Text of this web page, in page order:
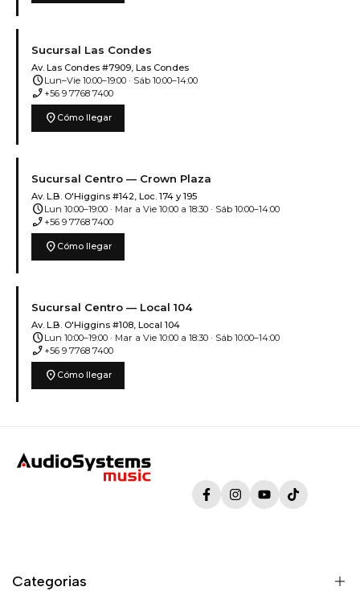
Sucursal Las Condes
Av. Las Condes #7909, Las Condes
scheduleLun–Vie 10:00–19:00 · Sáb 10:00–14:00
phone_enabled +56 9 7768 7400
location_on Cómo llegar
Sucursal Centro — Crown Plaza
Av. L.B. O'Higgins #142, Loc. 174 y 195
scheduleLun 10:00–19:00 · Mar a Vie 10:00 a 18:30 · Sáb 10:00–14:00
phone_enabled +56 9 7768 7400
location_on Cómo llegar
Sucursal Centro — Local 104
Av. L.B. O'Higgins #108, Local 104
scheduleLun 10:00–19:00 · Mar a Vie 10:00 a 18:30 · Sáb 10:00–14:00
phone_enabled +56 9 7768 7400
location_on Cómo llegar
FacebookInstagramYouTubeTikTok
Categorias